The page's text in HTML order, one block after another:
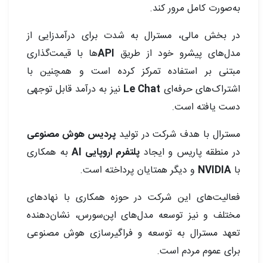
به‌صورت کامل مرور کند.
در بخش مالی، مسترال به شدت برای درآمدزایی از
مدل‌های پیشرو خود از طریق APIها با قیمت‌گذاری
مبتنی بر استفاده تمرکز کرده است و همچنین با
اشتراک‌های حرفه‌ای Le Chat نیز به درآمد قابل توجهی
دست یافته است.
مسترال با هدف شرکت در تولیدپردیس هوش مصنوعی
در منطقه پاریس و ایجاد پلتفرم اروپایی AI
به همکاری
با NVIDIA و دیگر همتایان پرداخته است.
فعالیت‌های این شرکت در حوزه همکاری با نهادهای
مختلف و نیز توسعه مدل‌های اپن‌سورس، نشان‌دهنده
تعهد مسترال به توسعه و فراگیرسازی هوش مصنوعی
برای عموم مردم است.